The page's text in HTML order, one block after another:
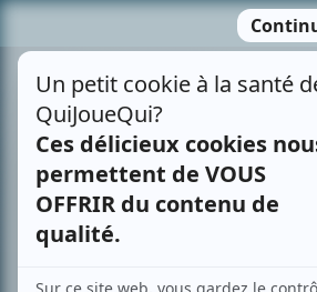
contenu